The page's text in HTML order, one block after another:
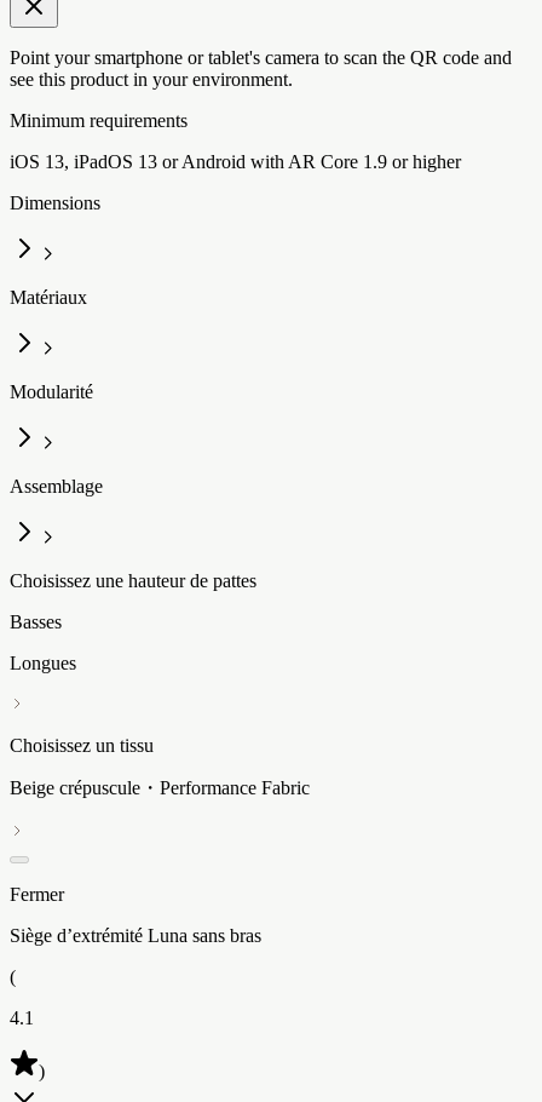
Point your smartphone or tablet's camera to scan the QR code and
see this product in your environment.
Minimum requirements
iOS 13, iPadOS 13 or Android with AR Core 1.9 or higher
Dimensions
Matériaux
Modularité
Assemblage
Choisissez une hauteur de pattes
Basses
Longues
Choisissez un tissu
Beige crépuscule・Performance Fabric
Fermer
Siège d’extrémité Luna sans bras
(
4.1
)